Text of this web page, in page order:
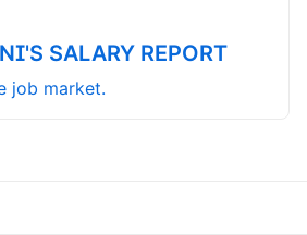
SALARY REPORT
job market.